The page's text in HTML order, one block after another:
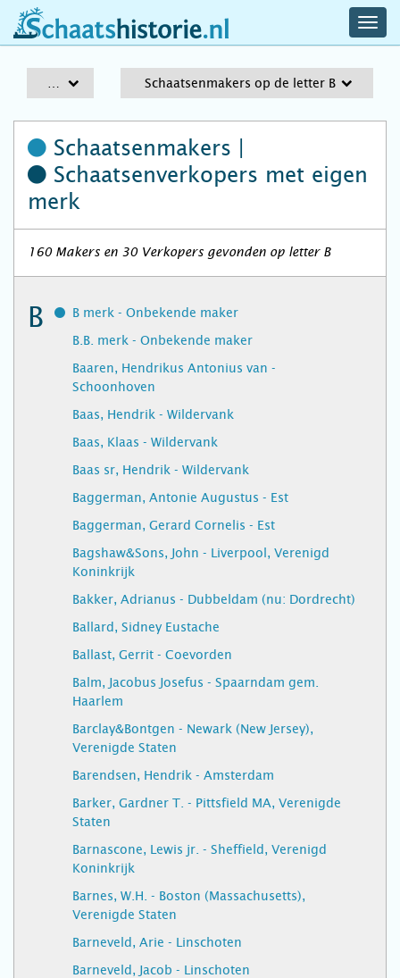
schaatshistorie.nl
Schaatsenmakers op de letter B
Schaatsenmakers |
Schaatsenverkopers met eigen
merk
160 Makers en 30 Verkopers gevonden op letter B
B
B merk - Onbekende maker
B.B. merk - Onbekende maker
Baaren, Hendrikus Antonius van -
Schoonhoven
Baas, Hendrik - Wildervank
Baas, Klaas - Wildervank
Baas sr, Hendrik - Wildervank
Baggerman, Antonie Augustus - Est
Baggerman, Gerard Cornelis - Est
Bagshaw&Sons, John - Liverpool, Verenigd
Koninkrijk
Bakker, Adrianus - Dubbeldam (nu: Dordrecht)
Ballard, Sidney Eustache
Ballast, Gerrit - Coevorden
Balm, Jacobus Josefus - Spaarndam gem.
Haarlem
Barclay&Bontgen - Newark (New Jersey),
Verenigde Staten
Barendsen, Hendrik - Amsterdam
Barker, Gardner T. - Pittsfield MA, Verenigde
Staten
Barnascone, Lewis jr. - Sheffield, Verenigd
Koninkrijk
Barnes, W.H. - Boston (Massachusetts),
Verenigde Staten
Barneveld, Arie - Linschoten
Barneveld, Jacob - Linschoten